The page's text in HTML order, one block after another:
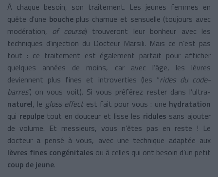
À chaque besoin, son traitement. Les jeunes femmes en
quête d'une bouche plus charnue et sensuelle (toujours avec
modération, of course) trouveront leur bonheur avec les
techniques d’injection du Docteur Marsili. Mais ce n’est pas
tout : ce traitement est également parfait pour afficher
quelques années de moins, car avec l’âge, les lèvres
deviennent plus fines et introverties (les “rides du code-
barres”, on vous voit). Si vous préférez rester dans l’ultra-
naturel, le gloss effectest fait pour vous : une hydratation
qui repulpe tout en douceur et lisse les ridules sans ajouter
de volume. Et messieurs, vous n’êtes pas en reste ! Le
docteur a pensé à vous, avec une technique adaptée aux
lèvres fines congénitales ou à celles qui ont besoin d’un petit
coup de jeune.